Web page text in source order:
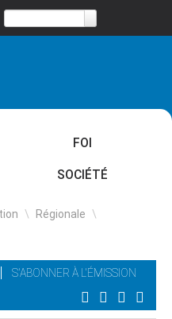
FOI
SOCIÉTÉ
\ Régionale \
S'ABONNER À L'ÉMISSION